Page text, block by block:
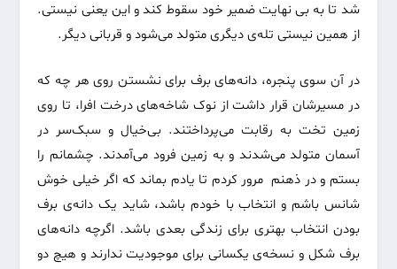
شد تا به بی نهایت ضمیر خود سقوط کند و این یعنی نیستی.
از همین نیستی تله‌ی دیگری متولد می‌شود و قربانی دیگر.
در آن سوی پنجره‌، دانه‌های برف برای نشستن روی هر چه که
در مسیرشان قرار داشت از نوک شاخه‌های درخت افرا، تا روی
زمین تخت به رقابت می‌پرداختند. بی‌خیال و سبک‌سر در
آسمان متولد می‌شدند و به زمین فرود می‌آمدند. چشمانم را
بستم و در ذهنم مرور کردم تا یادم بماند که اگر خیلی خوش
شانس باشم و انتخاب با خودم باشد، شاید یک دانه‌ی برف
بودن انتخاب بهتری برای زندگی بعدی باشد. اگرچه دانه‌های
برف شکل و نسخه‌ی یکسانی برای موجودیت ندارند و هیچ دو